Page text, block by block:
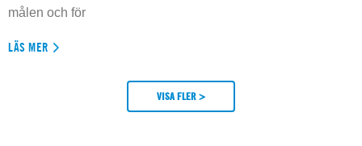
målen och för
LÄS MER
VISA FLER >